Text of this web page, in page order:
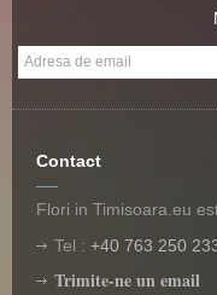
Contact
Flori in Timisoara.eu
Tel : +40 763 250
Trimite-ne un email